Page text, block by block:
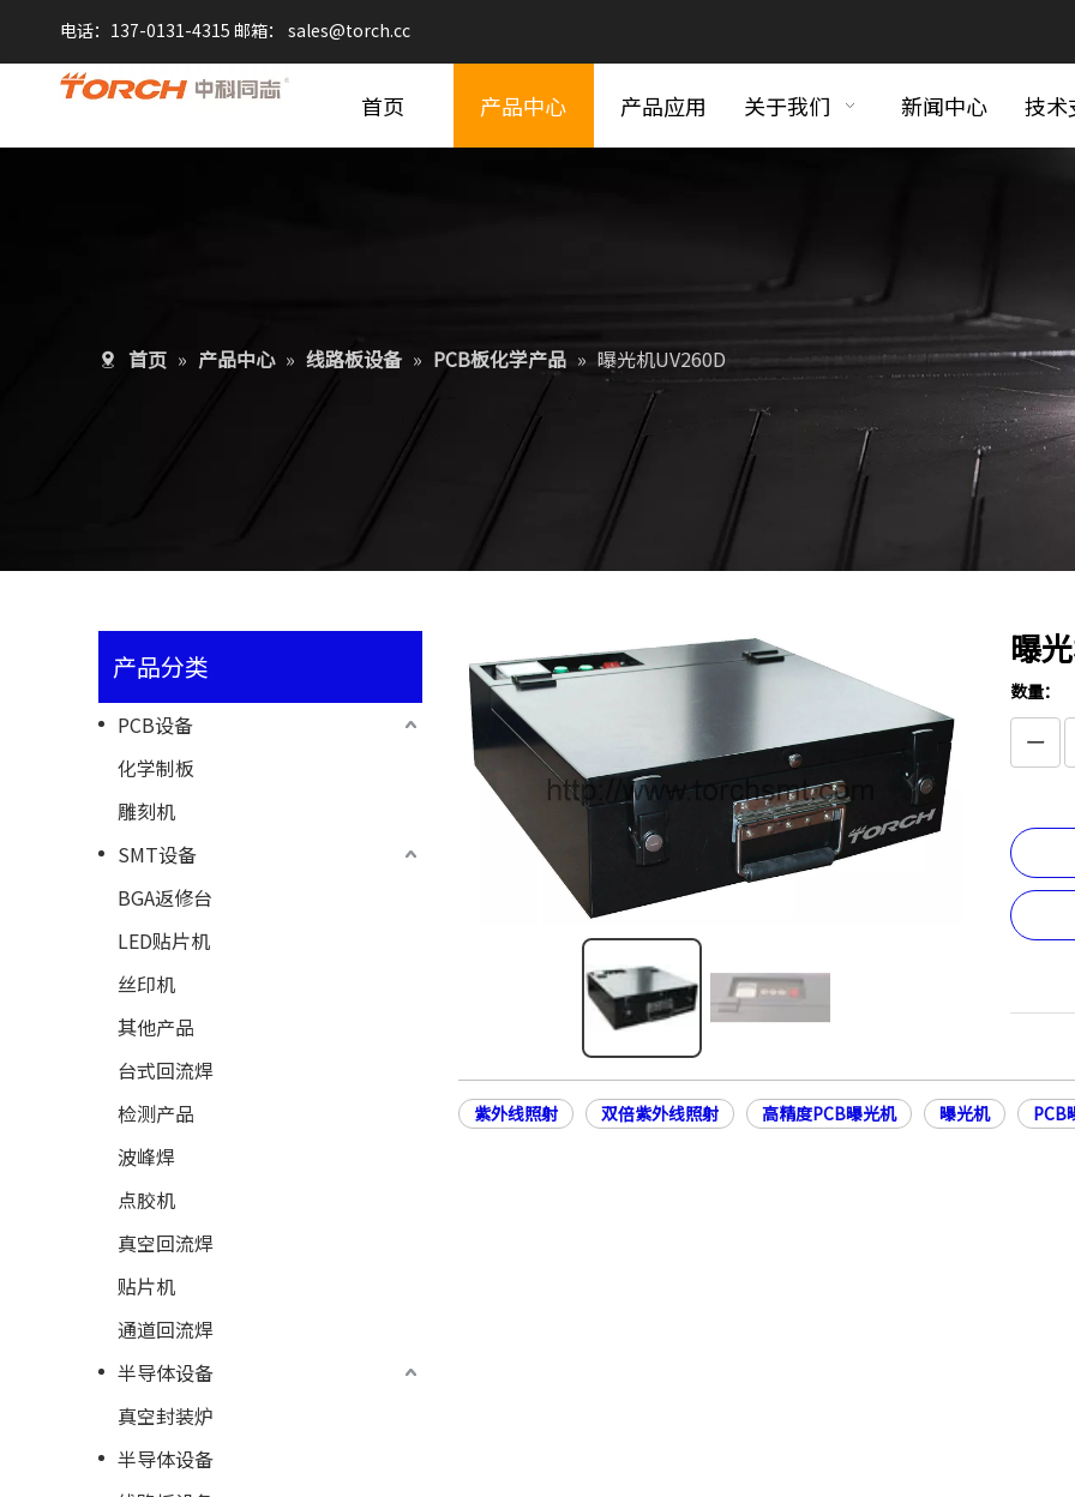
电话：137-0131-4315 邮箱： sales@torch.cc
首页 产品中心 产品应用 关于我们 新闻中心 技术
首页 » 产品中心 » 线路板设备 » PCB板化学产品 » 曝光机UV260D
产品分类
PCB设备
化学制板
雕刻机
SMT设备
BGA返修台
LED贴片机
丝印机
其他产品
台式回流焊
检测产品
波峰焊
点胶机
真空回流焊
贴片机
通道回流焊
半导体设备
真空封装炉
半导体设备
曝
数量：
紫外线照射 双倍紫外线照射 高精度PCB曝光机 曝光机 PCB